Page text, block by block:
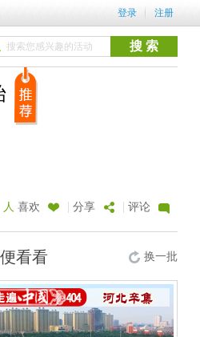
登录 注册
人 喜欢 | 分享 | 评论
看看 换一批